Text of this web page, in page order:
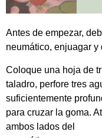
Antes de empezar,
neumático, enjuagar y
Coloque una hoja de
taladro, perfore tres
suficientemente
para cruzar la goma.
ambos lados del